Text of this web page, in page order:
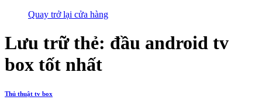
Quay trở lại cửa hàng
Lưu trữ thẻ: đầu android tv
box tốt nhất
Thủ thuật tv box